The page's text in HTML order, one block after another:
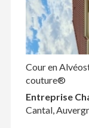
Cour en
couture®
Entreprise
Cantal,